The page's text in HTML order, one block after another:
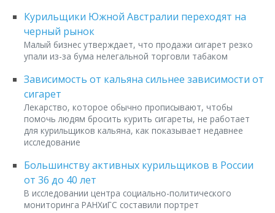
Курильщики Южной Австралии переходят на
черный рынок
Малый бизнес утверждает, что продажи сигарет резко
упали из-за бума нелегальной торговли табаком
Зависимость от кальяна сильнее зависимости от
сигарет
Лекарство, которое обычно прописывают, чтобы
помочь людям бросить курить сигареты, не работает
для курильщиков кальяна, как показывает недавнее
исследование
Большинству активных курильщиков в России
от 36 до 40 лет
В исследовании центра социально-политического
мониторинга РАНХиГС составили портрет